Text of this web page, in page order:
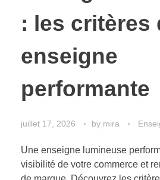
: les critères
enseigne
performante
juillet 17, 2026 by mira
Une enseigne lumineuse
visibilité de votre commerce et